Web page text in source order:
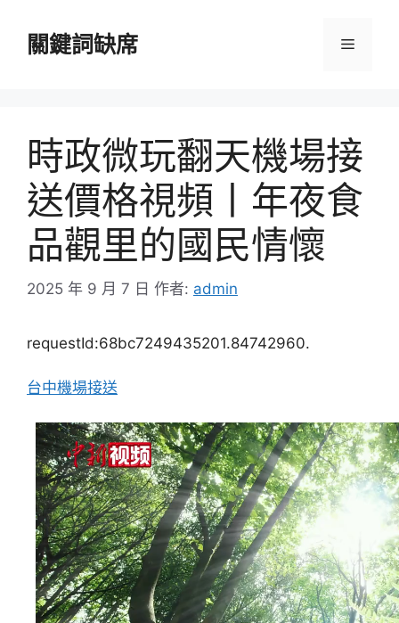
關鍵詞缺席 選
時政微玩翻天機場接
送價格視頻丨年夜食
品觀里的國民情懷
2025 年 9 月 7 日 作者: admin
requestId:68bc7249435201.84742960.
台中機場接送